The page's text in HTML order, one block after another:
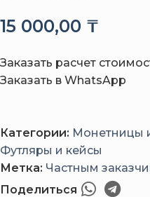
15 000,00 ₸
Заказать расчет
Заказать в WhatsApp
Категории: Монетницы
Футляры и кейсы
Метка: Частным
Поделиться